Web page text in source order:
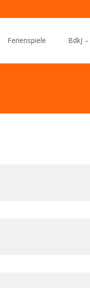
Ferienspiele BdkJ